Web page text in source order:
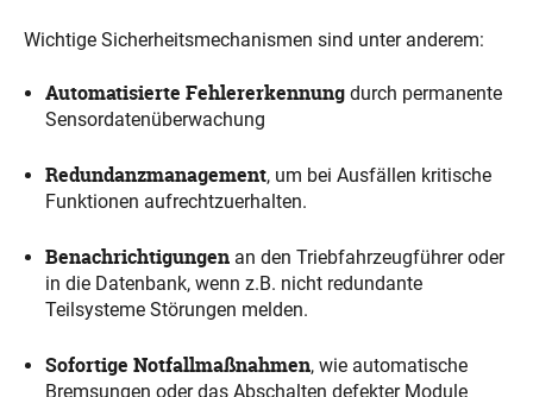
Wichtige Sicherheitsmechanismen sind unter anderem:
Automatisierte Fehlererkennungdurch permanente
Sensordatenüberwachung
Redundanzmanagement, um bei Ausfällen kritische
Funktionen aufrechtzuerhalten.
Benachrichtigungenan den Triebfahrzeugführer oder
in die Datenbank, wenn z.B. nicht redundante
Teilsysteme Störungen melden.
Sofortige Notfallmaßnahmen, wie automatische
Bremsungen oder das Abschalten defekter Module